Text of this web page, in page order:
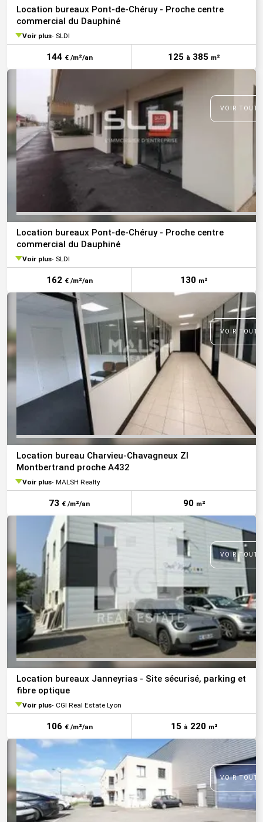
Location bureaux Pont-de-Chéruy - Proche centre
commercial du Dauphiné
Voir plus SLDI
144 € /m²/an 125 à 385 m²
VOIR
Location bureaux Pont-de-Chéruy - Proche centre
commercial du Dauphiné
Voir plus SLDI
162 € /m²/an 130 m²
VOIR
Location bureau Charvieu-Chavagneux ZI
Montbertrand proche A432
Voir plus MALSH Realty
73 € /m²/an 90 m²
VOIR
Location bureaux Janneyrias - Site sécurisé, parking et
fibre optique
Voir plus CGI Real Estate Lyon
106 € /m²/an 15 à220 m²
VOIR